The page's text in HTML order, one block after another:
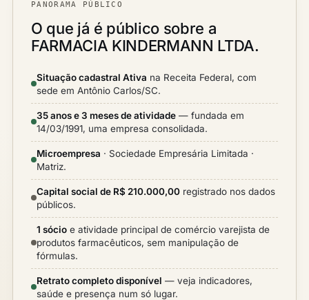
PANORAMA PÚBLICO
O que já é público sobre a
FARMACIA KINDERMANN LTDA.
Situação cadastral Ativa na Receita Federal, com
sede em Antônio Carlos/SC.
35 anos e 3 meses de atividade — fundada em
14/03/1991, uma empresa consolidada.
Microempresa · Sociedade Empresária Limitada ·
Matriz.
Capital social de R$ 210.000,00 registrado nos dados
públicos.
1 sócio e atividade principal de comércio varejista de
produtos farmacêuticos, sem manipulação de
fórmulas.
Retrato completo disponível — veja indicadores,
saúde e presença num só lugar.